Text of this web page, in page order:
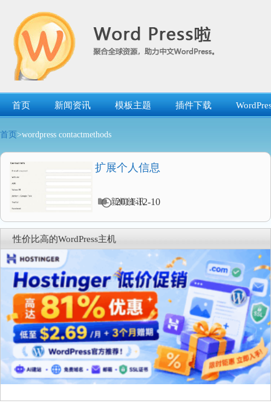
首页 新闻资讯 模板主题 插件下载
首页 >wordpress contactmethods
扩展个人信息
2011-12-10
分
录
新闻资讯
性价比高的WordPress主机